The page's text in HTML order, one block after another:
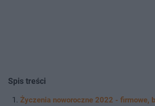
Spis treści
Życzenia noworoczne 2022 - firmowe,